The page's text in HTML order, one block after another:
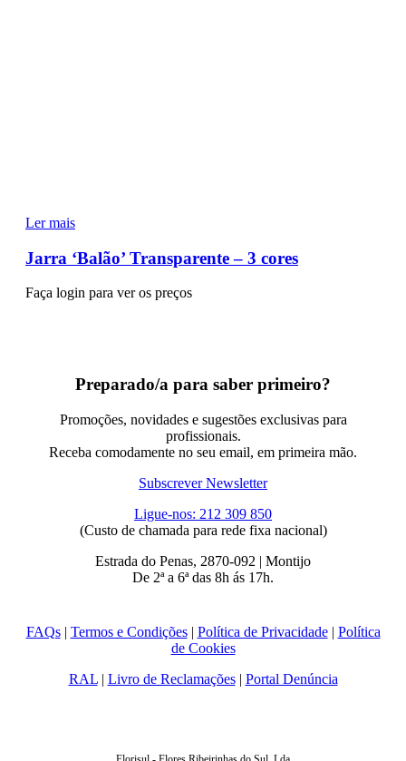
Ler mais
Jarra ‘Balão’ Transparente – 3 cores
Faça login para ver os preços
Preparado/a para saber primeiro?
Promoções, novidades e sugestões exclusivas para
profissionais.
Receba comodamente no seu email, em primeira mão.
Subscrever Newsletter
Ligue-nos: 212 309 850
(Custo de chamada para rede fixa nacional)
Estrada do Penas, 2870-092 | Montijo
De 2ª a 6ª das 8h ás 17h.
FAQs| Termos e Condições| Política de Privacidade| Política
de Cookies
RAL| Livro de Reclamações| Portal Denúncia